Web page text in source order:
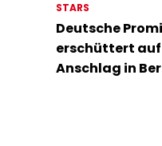
STARS
Deutsche
erschüttert auf
Anschlag in